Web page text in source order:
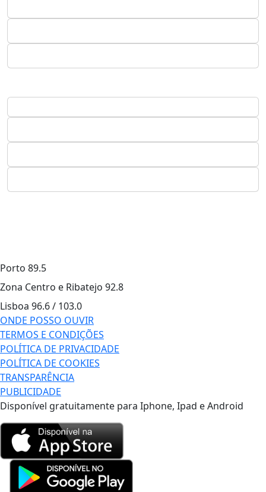
Porto 89.5
Zona Centro e Ribatejo 92.8
Lisboa 96.6 / 103.0
ONDE POSSO OUVIR
TERMOS E CONDIÇÕES
POLÍTICA DE PRIVACIDADE
POLÍTICA DE COOKIES
TRANSPARÊNCIA
PUBLICIDADE
Disponível gratuitamente para Iphone, Ipad e Android